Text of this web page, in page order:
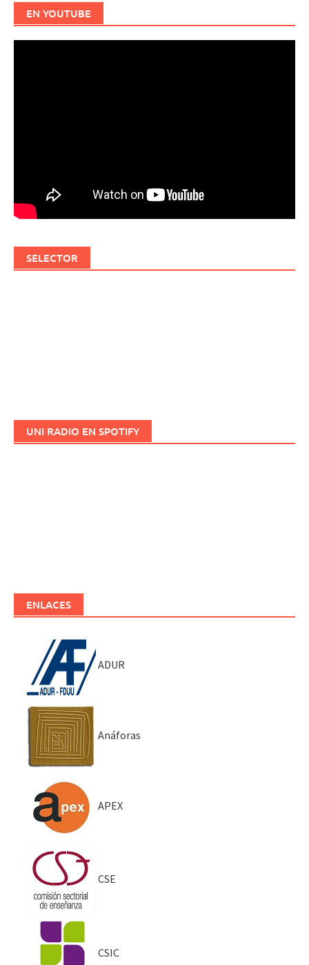
EN YOUTUBE
SELECTOR
UNI RADIO EN SPOTIFY
ENLACES
ADUR
Anáforas
APEX
CSE
CSIC